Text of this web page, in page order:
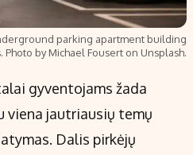
parking apartment building
Photo by Michael Fousert on Unsplash.
gyventojams žada
viena jautriausių temų
Dalis pirkėjų